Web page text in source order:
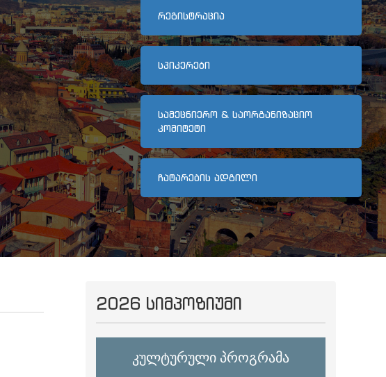
ᲠᲔᲒᲘᲡᲢᲠᲐᲪᲘᲐ
ᲡᲞᲘᲙᲔᲠᲔᲑᲘ
ᲡᲐᲛᲔᲪᲜᲘᲔᲠᲝ & ᲡᲐᲝᲠᲒᲐᲜᲘᲖᲐᲪᲘᲝ
ᲙᲝᲛᲘᲢᲔᲢᲘ
ᲩᲐᲢᲐᲠᲔᲑᲘᲡ ᲐᲓᲒᲘᲚᲘ
2026 ᲡᲘᲛᲞᲝᲖᲘᲣᲛᲘ
კულტურული პროგრამა